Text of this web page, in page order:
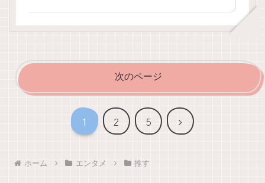
次のページ
1 2 5
次
ホーム エンタメ 推す